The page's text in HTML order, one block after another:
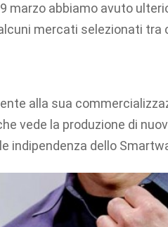
marzo abbiamo avuto
mercati selezionati tra
alla sua
vede la produzione di
indipendenza dello